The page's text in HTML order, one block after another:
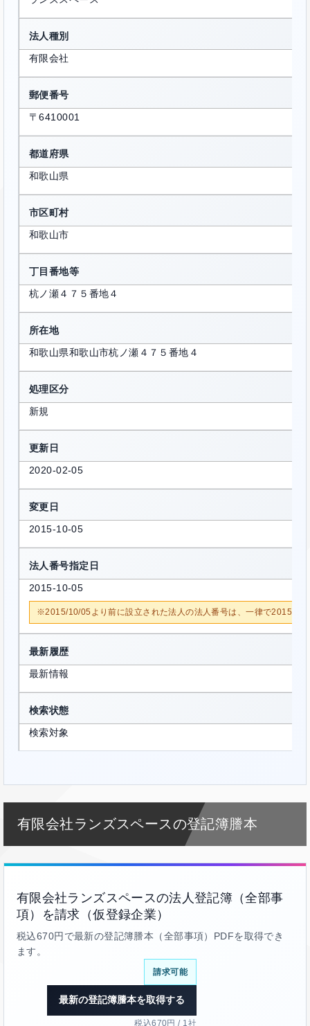
法人種別
有限会社
郵便番号
〒6410001
都道府県
和歌山県
市区町村
和歌山市
丁目番地等
杭ノ瀬４７５番地４
所在地
和歌山県和歌山市杭ノ瀬４７５番地４
処理区分
新規
更新日
2020-02-05
変更日
2015-10-05
法人番号指定日
2015-10-05
※2015/10/05より前に設立された法人の法人番号は、一律で2015/10/
最新履歴
最新情報
検索状態
検索対象
有限会社ランズスペースの登記簿謄本
有限会社ランズスペースの法人登記簿（全部事
項）を請求（仮登録企業）
税込670円で最新の登記簿謄本（全部事項）PDFを取得でき
ます。
請求可能
最新の登記簿謄本を取得する
税込670円 / 1社